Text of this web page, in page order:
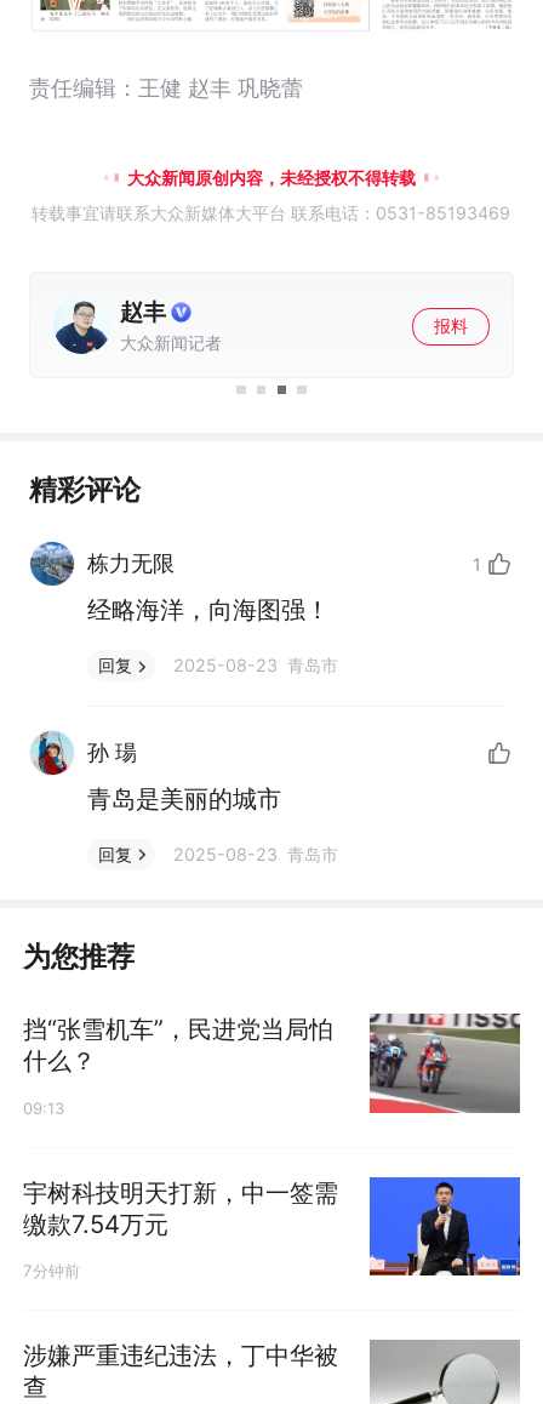
责任编辑：王健 赵丰 巩晓蕾
大众新闻原创内容，未经授权不得转载
转载事宜请联系大众新媒体大平台 联系电话：0531-85193469
赵丰
大众新闻记者
报料
精彩评论
栋力无限 1
经略海洋，向海图强！
回复 2025-08-23 青岛市
孙 瑒
青岛是美丽的城市
回复 2025-08-23 青岛市
为您推荐
挡“张雪机车”，民进党当局怕
什么？
09:13
宇树科技明天打新，中一签需
缴款7.54万元
7分钟前
涉嫌严重违纪违法，丁中华被
查